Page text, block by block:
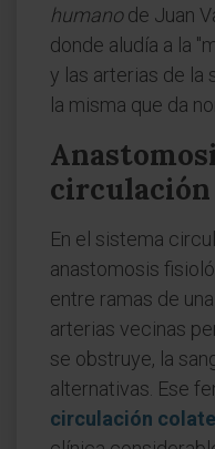
humanode Juan
donde aludía a la
y las arterias de la
la misma que da
En el sistema
anastomosis
entre ramas de
arterias vecinas
se obstruye, la
alternativas. Ese
circulación